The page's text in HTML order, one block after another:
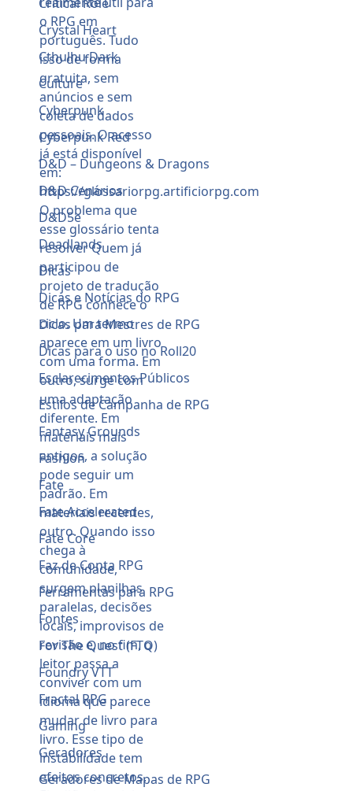
Crystal Heart
Cthulhu Dark
Culture
Cyberpunk
Cyberpunk Red
D&D – Dungeons & Dragons
D&D Cenários
D&D5e
Deadlands
Dicas
Dicas e Notícias do RPG
Dicas para Mestres de RPG
Dicas para o uso no Roll20
Esclarecimentos Públicos
Estilos de Campanha de RPG
Fantasy Grounds
Fashion
Fate
Fate Accelerated
Fate Core
Faz de Conta RPG
Ferramentas para RPG
Fontes
For The Quest (FTQ)
Foundry VTT
Fractal RPG
Gaming
Geradores
Geradores de Mapas de RPG